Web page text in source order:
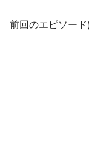
前回のエピソード